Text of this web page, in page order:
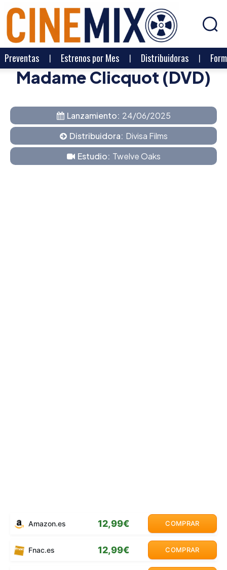
Preventas Estrenos por Mes Distribuidoras
Madame Clicquot (DVD)
Lanzamiento: 24/06/2025
Distribuidora: Divisa Films
Estudio: Twelve Oaks
Amazon.es 12,99€ COMPRAR
Fnac.es 12,99€ COMPRAR